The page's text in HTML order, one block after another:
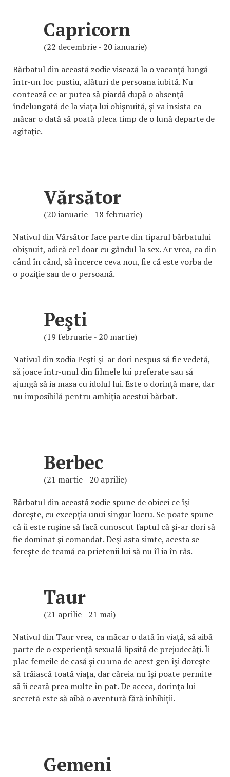
Capricorn
(22 decembrie - 20 ianuarie)
Bărbatul din această zodie visează la o vacanţă lungă
într-un loc pustiu, alături de persoana iubită. Nu
contează ce ar putea să piardă după o absenţă
îndelungată de la viaţa lui obişnuită, şi va insista ca
măcar o dată să poată pleca timp de o lună departe de
agitaţie.
Vărsător
(20 ianuarie - 18 februarie)
Nativul din Vărsător face parte din tiparul bărbatului
obişnuit, adică cel doar cu gândul la sex. Ar vrea, ca din
când în când, să încerce ceva nou, fie că este vorba de
o poziţie sau de o persoană.
Peşti
(19 februarie - 20 martie)
Nativul din zodia Peşti şi-ar dori nespus să fie vedetă,
să joace într-unul din filmele lui preferate sau să
ajungă să ia masa cu idolul lui. Este o dorinţă mare, dar
nu imposibilă pentru ambiţia acestui bărbat.
Berbec
(21 martie - 20 aprilie)
Bărbatul din această zodie spune de obicei ce îşi
doreşte, cu excepţia unui singur lucru. Se poate spune
că îi este ruşine să facă cunoscut faptul că şi-ar dori să
fie dominat şi comandat. Deşi asta simte, acesta se
fereşte de teamă ca prietenii lui să nu îl ia în râs.
Taur
(21 aprilie - 21 mai)
Nativul din Taur vrea, ca măcar o dată în viaţă, să aibă
parte de o experienţă sexuală lipsită de prejudecăţi. Îi
plac femeile de casă şi cu una de acest gen îşi doreşte
să trăiască toată viaţa, dar căreia nu îşi poate permite
să îi ceară prea multe în pat. De aceea, dorinţa lui
secretă este să aibă o aventură fără inhibiţii.
Gemeni